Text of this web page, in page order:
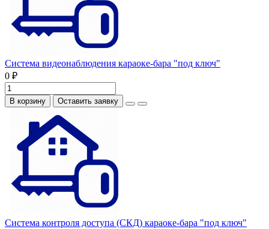
Система видеонаблюдения караоке-бара "под ключ"
0 ₽
В корзину Оставить заявку
Система контроля доступа (СКД) караоке-бара "под ключ"